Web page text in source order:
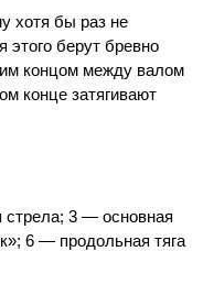
хотя бы раз не
этого берут бревно
концом между валом
конце затягивают
стрела; 3 — основная
6 — продольная тяга